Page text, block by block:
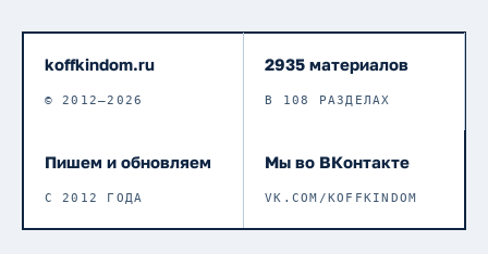
koffkindom.ru
© 2012–2026
2935 материалов
В 108 РАЗДЕЛАХ
Пишем и обновляем
С 2012 ГОДА
Мы во ВКонтакте
VK.COM/KOFFKINDOM